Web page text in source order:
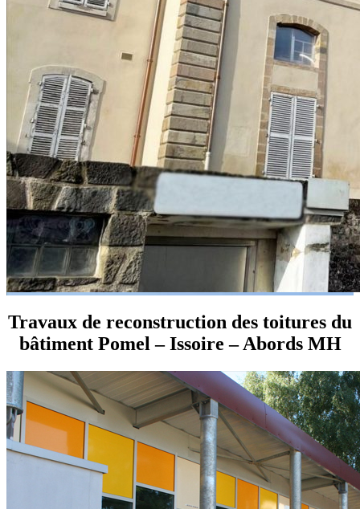
Travaux de reconstruction des toitures du
bâtiment Pomel – Issoire – Abords MH